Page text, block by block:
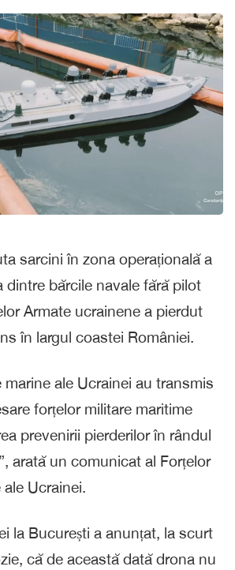
sarcini în zona operațională a
dintre bărcile navale fără pilot
Armate ucrainene a pierdut
în largul coastei României.
marine ale Ucrainei au transmis
forțelor militare maritime
prevenirii pierderilor în rândul
arată un comunicat al Forțelor
Ucrainei.
la București a anunțat, la scurt
că de această dată drona nu